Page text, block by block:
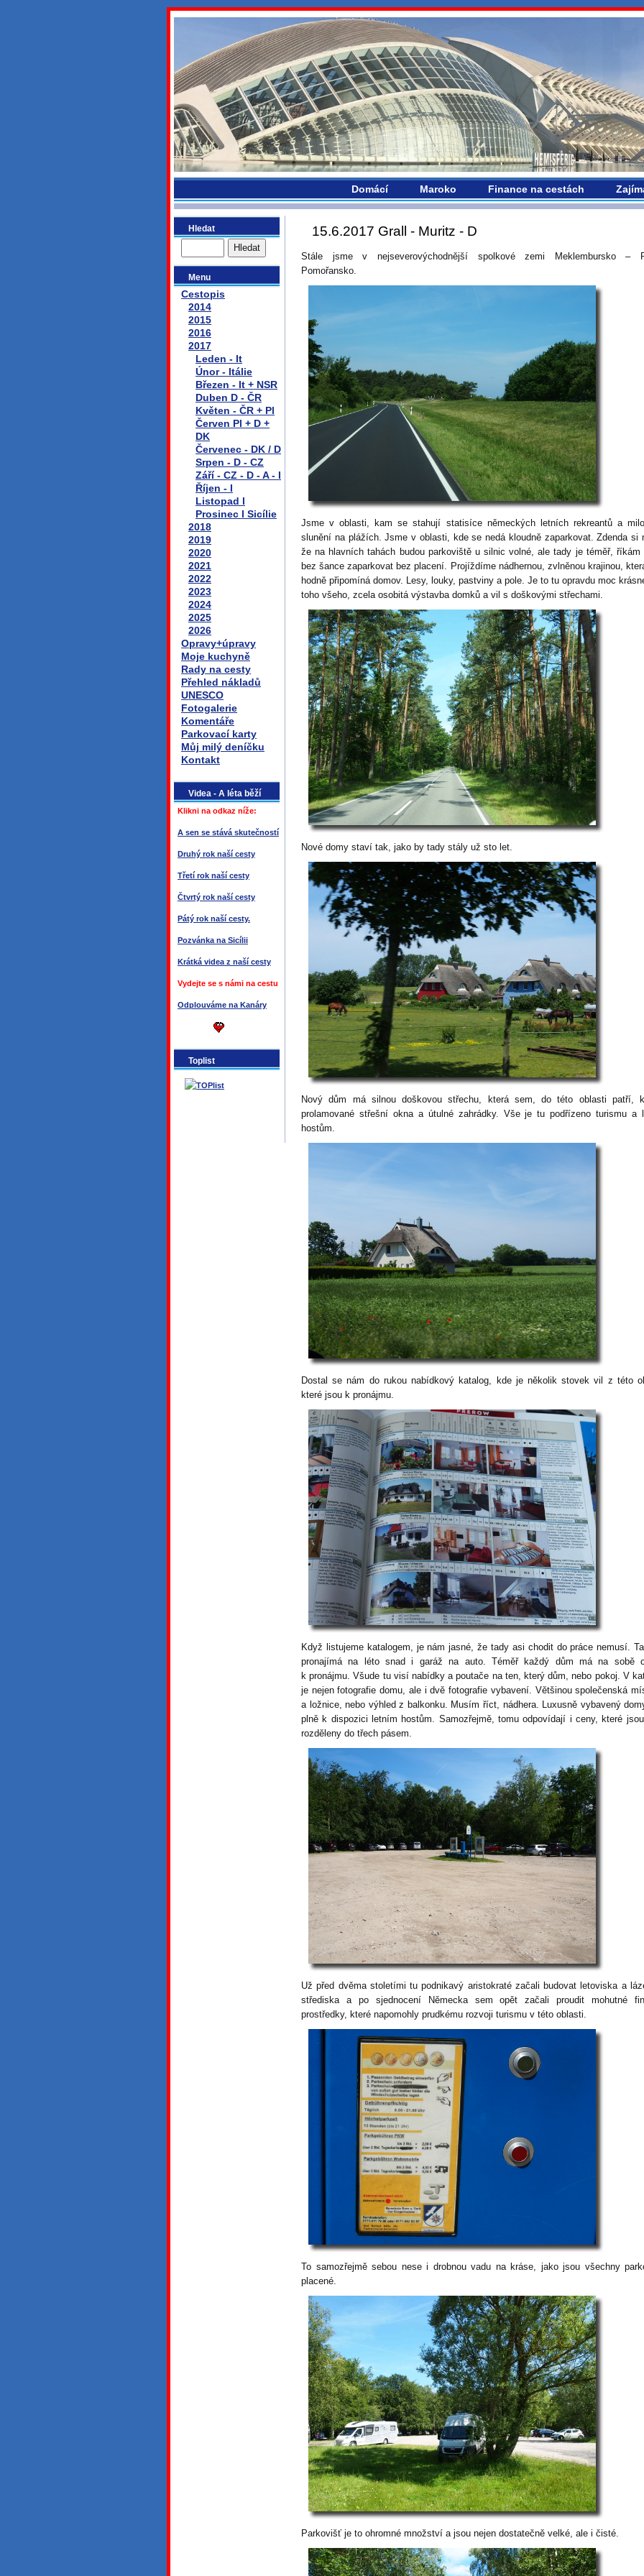
bydlikemevropou.com
Domácí Maroko Finance na cestách
Hledat
Menu
Cestopis
2014
2015
2016
2017
Leden - It
Únor - Itálie
Březen - It + NSR
Duben D - ČR
Květen - ČR + Pl
Červen Pl + D +
DK
Červenec - DK / D
Srpen - D - CZ
Září - CZ - D - A - I
Říjen - I
Listopad I
Prosinec I Sicílie
2018
2019
2020
2021
2022
2023
2024
2025
2026
Opravy+úpravy
Moje kuchyně
Rady na cesty
Přehled nákladů
UNESCO
Fotogalerie
Komentáře
Parkovací karty
Můj milý deníčku
Kontakt
Videa - A léta běží
Klikni na odkaz níže:
A sen se stává skutečností
Druhý rok naší cesty
Třetí rok naší cesty
Čtvrtý rok naší cesty
Pátý rok naší cesty.
Pozvánka na Sicílii
Krátká videa z naší cesty
Vydejte se s námi na cestu
Odplouváme na Kanáry
Toplist
15.6.2017 Grall - Muritz - D
Stále jsme v nejseverovýchodnější spolkové zemi Meklembursko –
Pomořansko.
Jsme v oblasti, kam se stahují statisíce německých letních rekreantů a
slunění na plážích. Jsme v oblasti, kde se nedá kloudně zaparkovat. Zdenda si
že na hlavních tahách budou parkoviště u silnic volné, ale tady je téměř, říkám
bez šance zaparkovat bez placení. Projíždíme nádhernou, zvlněnou krajinou,
hodně připomíná domov. Lesy, louky, pastviny a pole. Je to tu opravdu moc
toho všeho, zcela osobitá výstavba domků a vil s doškovými střechami.
Nové domy staví tak, jako by tady stály už sto let.
Nový dům má silnou doškovou střechu, která sem, do této oblasti patří,
prolamované střešní okna a útulné zahrádky. Vše je tu podřízeno turismu a
hostům.
Dostal se nám do rukou nabídkový katalog, kde je několik stovek vil z této
které jsou k pronájmu.
Když listujeme katalogem, je nám jasné, že tady asi chodit do práce nemusí.
pronajímá na léto snad i garáž na auto. Téměř každý dům má na sobě
k pronájmu. Všude tu visí nabídky a poutače na ten, který dům, nebo pokoj. V
je nejen fotografie domu, ale i dvě fotografie vybavení. Většinou společenská
a ložnice, nebo výhled z balkonku. Musím říct, nádhera. Luxusně vybavený
plně k dispozici letním hostům. Samozřejmě, tomu odpovídají i ceny, které
rozděleny do třech pásem.
Už před dvěma stoletími tu podnikavý aristokraté začali budovat letoviska a
střediska a po sjednocení Německa sem opět začali proudit mohutné
prostředky, které napomohly prudkému rozvoji turismu v této oblasti.
To samozřejmě sebou nese i drobnou vadu na kráse, jako jsou všechny
placené.
Parkovišť je to ohromné množství a jsou nejen dostatečně velké, ale i čisté.